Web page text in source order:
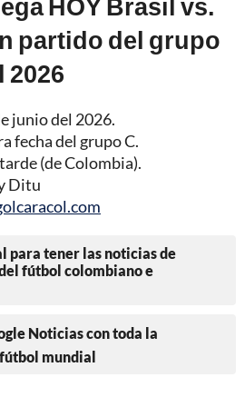
partido del grupo
2026
junio del 2026.
fecha del grupo C.
(de Colombia).
Ditu
para tener las noticias de
fútbol colombiano e
Noticias con toda la
mundial